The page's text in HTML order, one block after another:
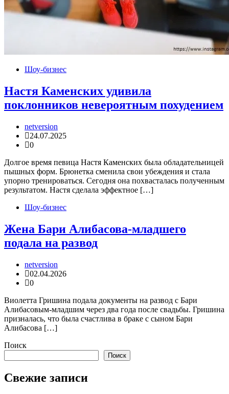
Шоу-бизнес
Настя Каменских удивила
поклонников невероятным похудением
netversion
24.07.2025
0
Долгое время певица Настя Каменских была обладательницей
пышных форм. Брюнетка сменила свои убеждения и стала
упорно тренироваться. Сегодня она похвасталась полученным
результатом. Настя сделала эффектное […]
Шоу-бизнес
Жена Бари Алибасова-младшего
подала на развод
netversion
02.04.2026
0
Виолетта Гришина подала документы на развод с Бари
Алибасовым-младшим через два года после свадьбы. Гришина
призналась, что была счастлива в браке с сыном Бари
Алибасова […]
Поиск
Поиск
Свежие записи